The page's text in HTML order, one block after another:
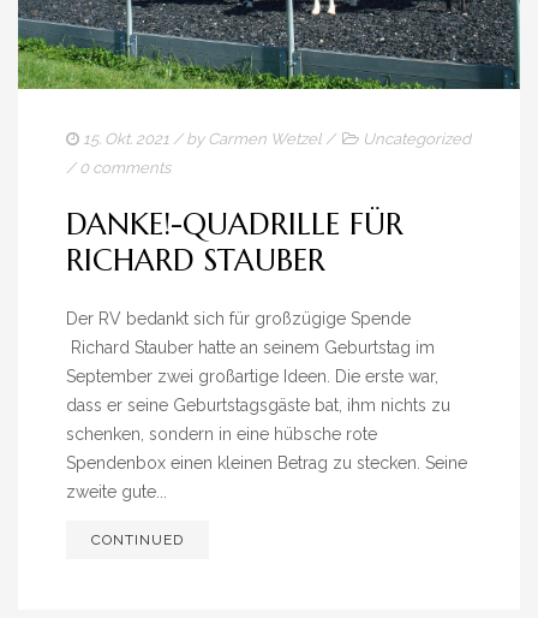
IMPRESSUM
15. Okt. 2021 / by Carmen Wetzel /
Uncategorized
/ 0 comments
DANKE!-QUADRILLE FÜR
RICHARD STAUBER
Der RV bedankt sich für großzügige Spende
Richard Stauber hatte an seinem Geburtstag im
September zwei großartige Ideen. Die erste war,
dass er seine Geburtstagsgäste bat, ihm nichts zu
schenken, sondern in eine hübsche rote
Spendenbox einen kleinen Betrag zu stecken. Seine
zweite gute...
CONTINUED